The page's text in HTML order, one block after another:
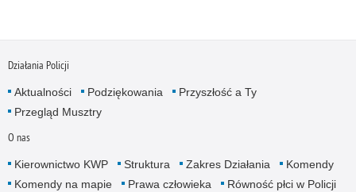
Działania Policji
Aktualności Podziękowania
Przyszłość a Ty
Przegląd Musztry
O nas
Kierownictwo KWP Struktura Zakres Działania
Komendy
Komendy na mapie
Prawa człowieka Równość płci w Policji